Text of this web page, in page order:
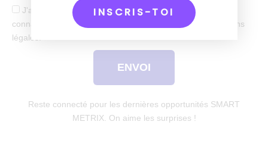
J'accepte de recevoir tes mails et confirme avoir pris
connaissance de votre politique de confidentialité et mentions
légales.
ENVOI
Reste connecté pour les dernières opportunités SMART
METRIX. On aime les surprises !
INSCRIS-TOI